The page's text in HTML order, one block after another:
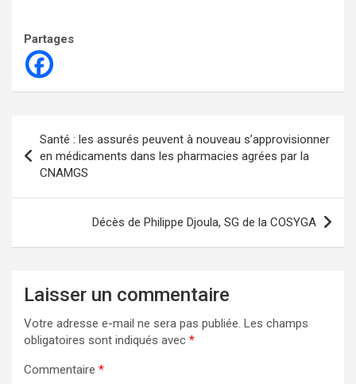
Partages
de
l’article
Santé : les assurés peuvent à nouveau s’approvisionner
en médicaments dans les pharmacies agrées par la
CNAMGS
Décès de Philippe Djoula, SG de la COSYGA
Laisser un commentaire
Votre adresse e-mail ne sera pas publiée. Les champs
obligatoires sont indiqués avec *
Commentaire *